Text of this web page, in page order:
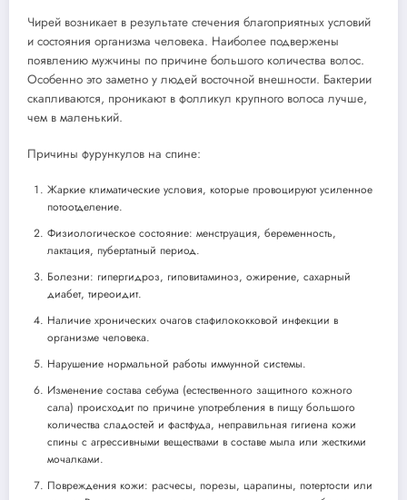
Чирей возникает в результате стечения благоприятных условий
и состояния организма человека. Наиболее подвержены
появлению мужчины по причине большого количества волос.
Особенно это заметно у людей восточной внешности. Бактерии
скапливаются, проникают в фолликул крупного волоса лучше,
чем в маленький.
Причины фурункулов на спине:
Жаркие климатические условия, которые провоцируют усиленное
потоотделение.
Физиологическое состояние: менструация, беременность,
лактация, пубертатный период.
Болезни: гипергидроз, гиповитаминоз, ожирение, сахарный
диабет, тиреоидит.
Наличие хронических очагов стафилококковой инфекции в
организме человека.
Нарушение нормальной работы иммунной системы.
Изменение состава себума (естественного защитного кожного
сала) происходит по причине употребления в пищу большого
количества сладостей и фастфуда, неправильная гигиена кожи
спины с агрессивными веществами в составе мыла или жесткими
мочалками.
Повреждения кожи: расчесы, порезы, царапины, потертости или